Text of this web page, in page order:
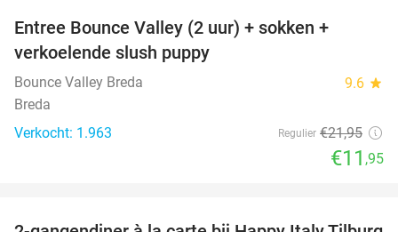
Entree Bounce Valley (2 uur) + sokken +
verkoelende slush puppy
Bounce Valley Breda 9.6 star
Breda
Verkocht: 1.963
Regulier €21,95
€11 ,95